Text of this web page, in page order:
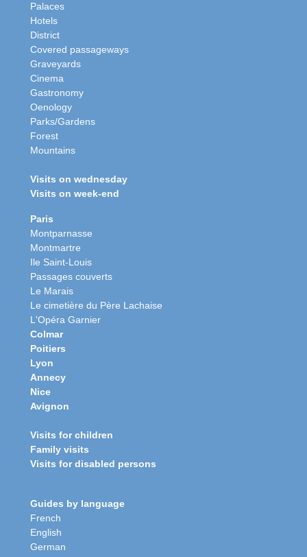
Palaces
Hotels
District
Covered passageways
Graveyards
Cinema
Gastronomy
Oenology
Parks/Gardens
Forest
Mountains
Visits on wednesday
Visits on week-end
Paris
Montparnasse
Montmartre
Ile Saint-Louis
Passages couverts
Le Marais
Le cimetière du Père Lachaise
L'Opéra Garnier
Colmar
Poitiers
Lyon
Annecy
Nice
Avignon
Visits for children
Family visits
Visits for disabled persons
Guides by language
French
English
German